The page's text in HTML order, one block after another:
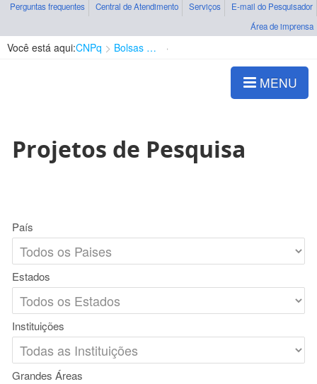
Perguntas frequentes Central de Atendimento Serviços
E-mail do Pesquisador
Área de imprensa
Você está aqui:CNPq Bolsas e Auxílios Vigentes
MENU
Projetos de Pesquisa
País
Estados
Instituições
Grandes Áreas